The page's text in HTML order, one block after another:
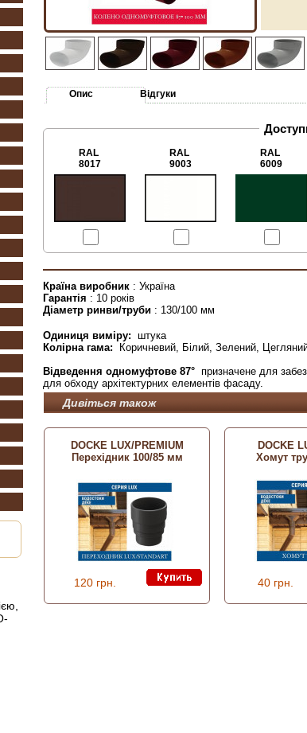
Опис Відгуки
RAL
8017
RAL
9003
RAL
6009
Країна виробник : Україна
Гарантія : 10 років
Діаметр ринви/труби : 130/100 мм
Одиниця виміру: штука
Колірна гама:
Коричневий, Білий, Зелений,
Відведення одномуфтове 87° призначене для
для обходу архітектурних елементів фасаду.
Дивіться також
DOCKE LUX/PREMIUM
Перехідник 100/85 мм
120 грн.
DOCKE
Хомут
40 грн.